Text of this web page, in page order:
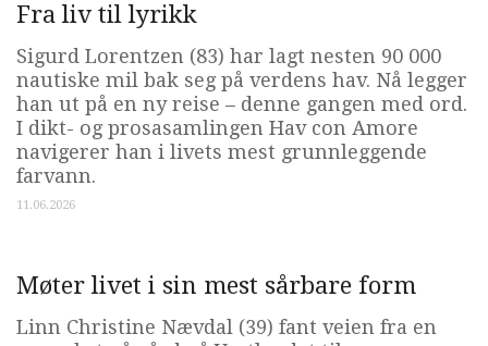
Fra liv til lyrikk
Sigurd Lorentzen (83) har lagt nesten 90 000
nautiske mil bak seg på verdens hav. Nå legger
han ut på en ny reise – denne gangen med ord.
I dikt- og prosasamlingen Hav con Amore
navigerer han i livets mest grunnleggende
farvann.
11.06.2026
Møter livet i sin mest sårbare form
Linn Christine Nævdal (39) fant veien fra en